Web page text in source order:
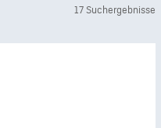
17 Suchergebnisse